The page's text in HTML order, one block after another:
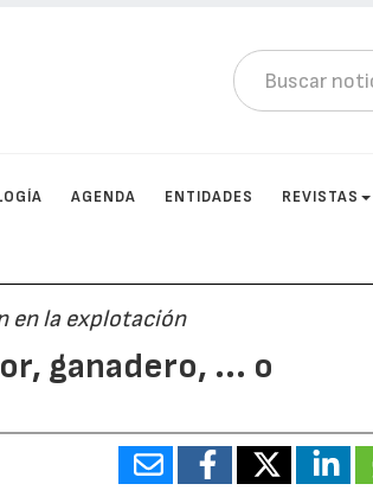
AGENDA ENTIDADES REVISTAS
en la explotación
ganadero, ... o